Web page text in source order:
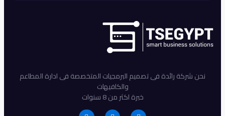
نحن شركة رائدة فى تصميم البرمجيات المتخصصة فى ادارة المطاعم
والكافيهات
خبرة اكثر من 8 سنوات